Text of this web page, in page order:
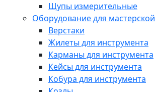
Щупы измерительные
Оборудование для мастерской
Верстаки
Жилеты для инструмента
Карманы для инструмента
Кейсы для инструмента
Кобура для инструмента